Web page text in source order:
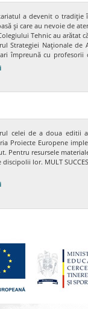
Sectiunea “Promovare
premiul I (FE Mobart
premiul II (FE Casa
a devenit o tradiţie
şi care au nevoie de
Tehnic au arătat
Strategiei Naţionale de
împreună cu
lor simple au reusit sa
celei de a doua editii
Proiecte Europene
Pentru resursele
lor. MULT